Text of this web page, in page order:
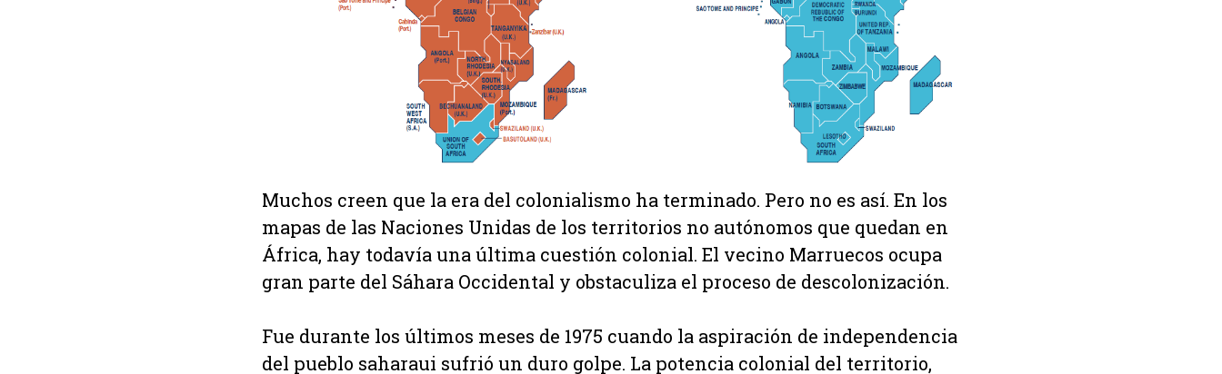
Muchos creen que la era del colonialismo ha terminado. Pero no es así. En los
mapas de las Naciones Unidas de los territorios no autónomos que quedan en
África, hay todavía una última cuestión colonial. El vecino Marruecos ocupa
gran parte del Sáhara Occidental y obstaculiza el proceso de descolonización.
Fue durante los últimos meses de 1975 cuando la aspiración de independencia
del pueblo saharaui sufrió un duro golpe. La potencia colonial del territorio,